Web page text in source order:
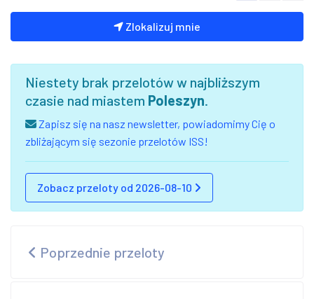
Zlokalizuj mnie
Niestety brak przelotów w najbliższym
czasie nad miastem Poleszyn.
Zapisz się na nasz newsletter, powiadomimy Cię o
zbliżającym się sezonie przelotów ISS!
Zobacz przeloty od 2026-08-10
Poprzednie przeloty